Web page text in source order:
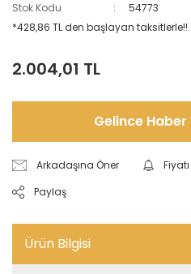
Stok Kodu
54773
*428,86 TL den başlayan taksitlerle!!
2.004,01 TL
Gelince Haber
Arkadaşına Öner
Paylaş
Ürün Bilgisi